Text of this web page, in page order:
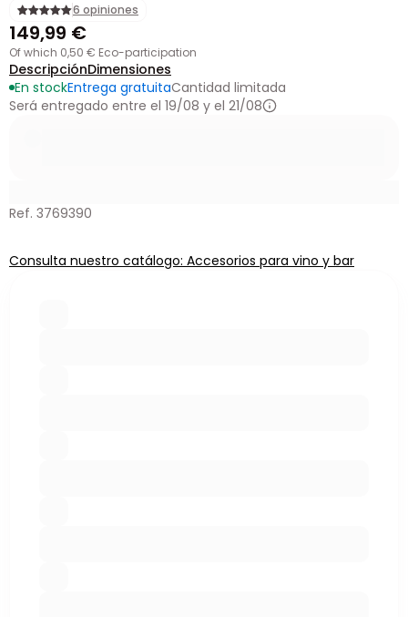
6 opiniones
149,99 €
of which 0,50 € Eco-participation
DescripciónDimensiones
En stockEntrega gratuitaCantidad limitada
Será entregado entre el 19/08 y el 21/08
Ref. 3769390
Consulta nuestro catálogo: Accesorios para vino y bar